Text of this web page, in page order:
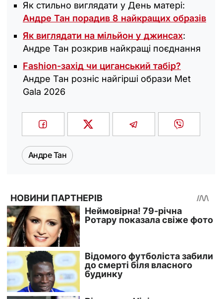
Як стильно виглядати у День матері:
Андре Тан порадив 8 найкращих образів
Як виглядати на мільйон у джинсах:
Андре Тан розкрив найкращі поєднання
Fashion-захід чи циганський табір?
Андре Тан розніс найгірші образи Met
Gala 2026
Андре Тан